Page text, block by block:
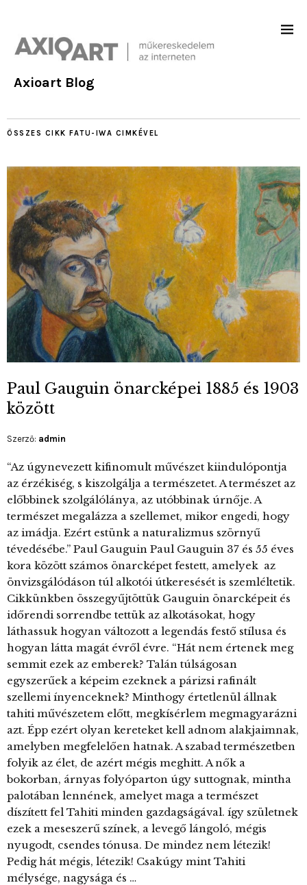
Axioart Blog
ÖSSZES CIKK FATU-IWA CIMKÉVEL
Paul Gauguin önarcképei 1885 és 1903
között
Szerző: admin
“Az úgynevezett kifinomult művészet kiindulópontja
az érzékiség, s kiszolgálja a természetet. A természet az
előbbinek szolgálólánya, az utóbbinak úrnője. A
természet megalázza a szellemet, mikor engedi, hogy
az imádja. Ezért estünk a naturalizmus szörnyű
tévedésébe.” Paul Gauguin Paul Gauguin 37 és 55 éves
kora között számos önarcképet festett, amelyek az
önvizsgálódáson túl alkotói útkeresését is szemléltetik.
Cikkünkben összegyűjtöttük Gauguin önarcképeit és
időrendi sorrendbe tettük az alkotásokat, hogy
láthassuk hogyan változott a legendás festő stílusa és
hogyan látta magát évről évre. “Hát nem értenek meg
semmit ezek az emberek? Talán túlságosan
egyszerűek a képeim ezeknek a párizsi rafinált
szellemi ínyenceknek? Minthogy értetlenül állnak
tahiti művészetem előtt, megkísérlem megmagyarázni
azt. Épp ezért olyan kereteket kell adnom alakjaimnak,
amelyben megfelelően hatnak. A szabad természetben
folyik az élet, de azért mégis meghitt. A nők a
bokorban, árnyas folyóparton úgy suttognak, mintha
palotában lennének, amelyet maga a természet
díszített fel Tahiti minden gazdagságával. így születnek
ezek a meseszerű színek, a levegő lángoló, mégis
nyugodt, csendes tónusa. De mindez nem létezik!
Pedig hát mégis, létezik! Csakúgy mint Tahiti
mélysége, nagysága és …